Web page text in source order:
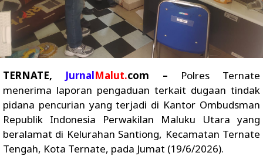
TERNATE, JurnalMalut.com – Polres Ternate
menerima laporan pengaduan terkait dugaan tindak
pidana pencurian yang terjadi di Kantor Ombudsman
Republik Indonesia Perwakilan Maluku Utara yang
beralamat di Kelurahan Santiong, Kecamatan Ternate
Tengah, Kota Ternate, pada Jumat (19/6/2026).